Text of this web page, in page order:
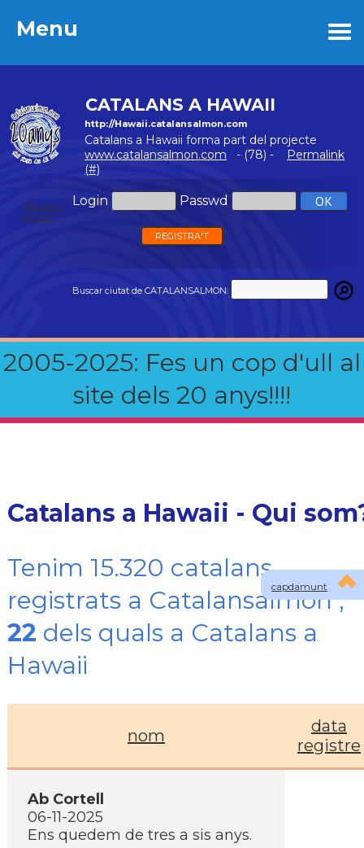
Menu
CATALANS A HAWAII
http://Hawaii.catalansalmon.com
Catalans a Hawaii forma part del projecte
www.catalansalmon.com - (78) -
Permalink
(#)
Login Passwd
Password
perdut?
REGISTRA'T
Buscar ciutat de CATALANSALMON:
2005-2025: Fes un cop d'ull al
site dels 20 anys!!!!
Menu
capdamunt
Catalans a Hawaii - Qui
Tenim 15.320 catalans
registrats a Catalansalmon ,
22 dels quals a Catalans a
Hawaii
nom
data
registre
Ab Cortell
06-11-2025
Ens quedem de tres a sis anys.